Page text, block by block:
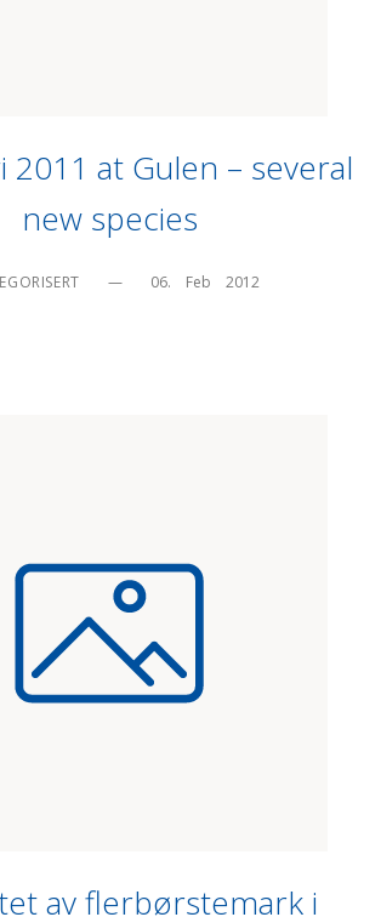
2011 at Gulen – several
new species
— 06.    Feb    2012
av flerbørstemark i